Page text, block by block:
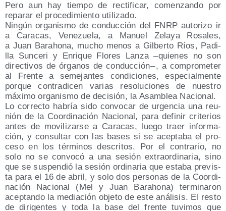
Pero aun hay tiem­po de rec­ti­fi­car, comen­zan­do por
repa­rar el pro­ce­di­mien­to utilizado.
Nin­gún orga­nis­mo de con­duc­ción del FNRP auto­ri­zo ir
a Cara­cas, Vene­zue­la, a Manuel Zela­ya Rosa­les,
a Juan Baraho­na, mucho menos a Gil­ber­to Ríos, Padi­
lla Sun­ce­ri y Enri­que Flo­res Lan­za –quie­nes no son
direc­ti­vos de órga­nos de con­duc­ción – , a com­pro­me­ter
al Fren­te a seme­jan­tes con­di­cio­nes, espe­cial­men­te
por­que con­tra­di­cen varias reso­lu­cio­nes de nues­tro
máxi­mo orga­nis­mo de deci­sión, la Asam­blea Nacional.
Lo correc­to habría sido con­vo­car de urgen­cia una reu­
nión de la Coor­di­na­ción Nacio­nal, para defi­nir cri­te­rios
antes de movi­li­zar­se a Cara­cas, lue­go traer infor­ma­
ción, y con­sul­tar con las bases si se acep­ta­ba el pro­
ce­so en los tér­mi­nos des­cri­tos. Por el con­tra­rio, no
solo no se con­vo­có a una sesión extra­or­di­na­ria, sino
que se sus­pen­dió la sesión ordi­na­ria que esta­ba pre­vis­
ta para el 16 de abril, y solo dos per­so­nas de la Coor­di­
na­ción Nacio­nal (Mel y Juan Baraho­na) ter­mi­na­ron
acep­tan­do la media­ción obje­to de este aná­li­sis. El res­to
de diri­gen­tes y toda la base del fren­te tuvi­mos que